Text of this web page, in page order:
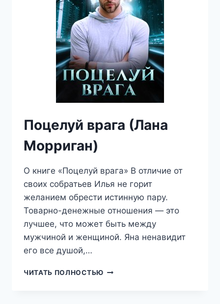
Поцелуй врага (Лана
Морриган)
О книге «Поцелуй врага» В отличие от
своих собратьев Илья не горит
желанием обрести истинную пару.
Товарно-денежные отношения — это
лучшее, что может быть между
мужчиной и женщиной. Яна ненавидит
его все душой,…
ЧИТАТЬ ПОЛНОСТЬЮ ПОЦЕЛУЙ